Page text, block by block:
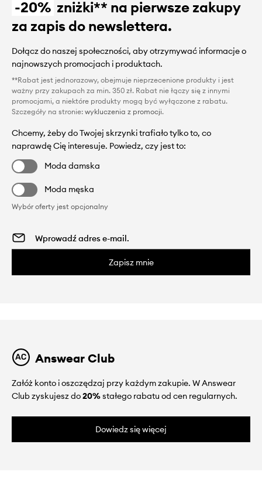
-20% zniżki** na pierwsze zakupy
za zapis do newslettera.
Dołącz do naszej społeczności, aby otrzymywać informacje o
najnowszych promocjach i produktach.
**Rabat jest jednorazowy, obejmuje nieprzecenione produkty i jest
ważny przy zakupach za min. 350 zł. Rabat nie łączy się z innymi
promocjami, a niektóre produkty mogą być wyłączone z rabatu.
Szczegóły na stronie: wykluczenia z promocji.
Chcemy, żeby do Twojej skrzynki trafiało tylko to, co
naprawdę Cię interesuje. Powiedz, czy jest to:
Moda damska
Moda męska
Wybór oferty jest opcjonalny
Zapisz mnie
Answear Club
Załóż konto i oszczędzaj przy każdym zakupie. W Answear
Club zyskujesz do20%stałego rabatu od cen regularnych.
Dowiedz się więcej